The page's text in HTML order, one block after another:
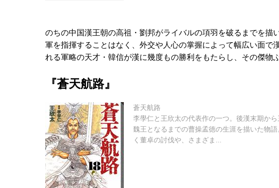
のちの中国漢王朝の高祖・劉邦がライバルの項羽を破るまでを描
軍を指揮することはなく、外交や人心の掌握によって幅広い面で
れる軍略の天才・韓信が漢に幾度もの勝利をもたらし、その傑物
『蒼天航路』
蒼天航路
李學仁と王欣太の代表作の一つ。後漢末期か
魏王となるまでの曹操孟徳の生涯を描いた物
く董卓の討伐や、さまざま...